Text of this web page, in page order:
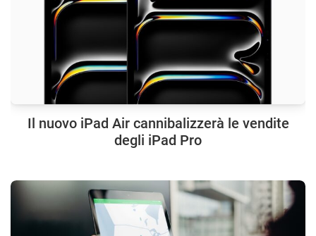
Il nuovo iPad Air cannibalizzerà le vendite
degli iPad Pro